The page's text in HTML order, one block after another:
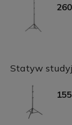
Statyw